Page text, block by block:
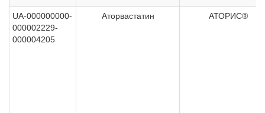
UA-000000000-
000002229-
000004205
Аторвастатин АТОРИС®